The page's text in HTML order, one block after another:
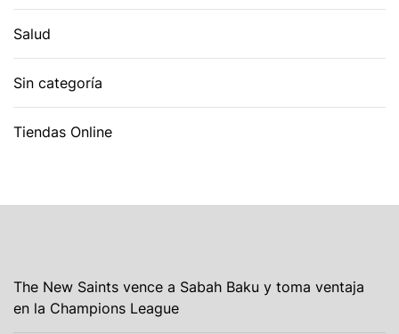
Salud
Sin categoría
Tiendas Online
The New Saints vence a Sabah Baku y toma ventaja
en la Champions League